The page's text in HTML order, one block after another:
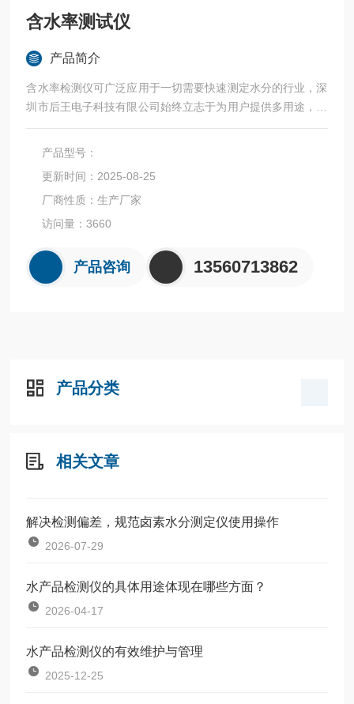
含水率测试仪
产品简介
含水率检测仪可广泛应用于一切需要快速测定水分的行业，深
圳市后王电子科技有限公司始终立志于为用户提供多用途，多
性能的高质量产品，为您打造快速，准确，物超所值的水分测
定仪**。
产品型号：
更新时间：2025-08-25
厂商性质：生产厂家
访问量：3660
产品咨询 13560713862
产品分类
相关文章
解决检测偏差，规范卤素水分测定仪使用操作
2026-07-29
水产品检测仪的具体用途体现在哪些方面？
2026-04-17
水产品检测仪的有效维护与管理
2025-12-25